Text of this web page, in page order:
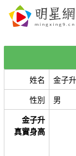
姓名 金子
性別 男
金子升
真實身高